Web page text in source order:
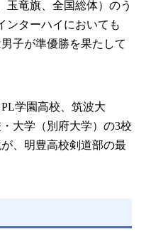
玉竜旗、全国総体）のう
ンターハイにおいても
子が準優勝を果たして
学園高校、筑波大
大学（別府大学）の3校
、明豊高校剣道部の最